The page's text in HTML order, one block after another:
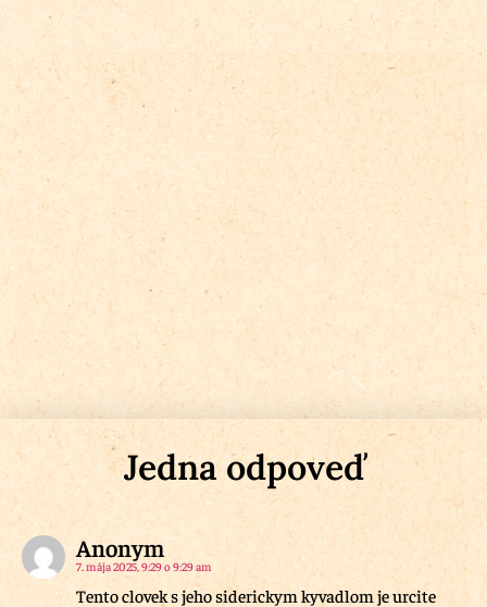
Jedna odpoveď
Anonym
7. mája 2025, 9:29 o 9:29 am
Tento clovek s jeho siderickym kyvadlom je urcite